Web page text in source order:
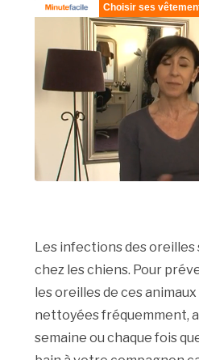
Les infections des
chez les chiens. Pour
les oreilles de ces
nettoyées fréquemment,
semaine ou chaque fois